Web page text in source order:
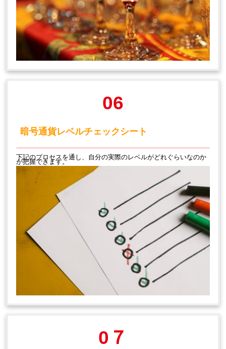
06
暗号通貨レベルチェックシート
下記のプロセスを通し、自分の実際のレベルがどれぐらいなのか
が把握できます。
0７